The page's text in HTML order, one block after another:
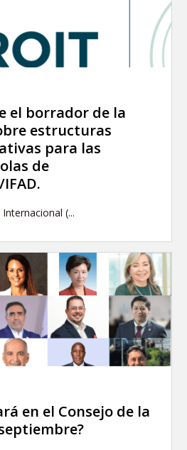
el borrador de la
estructuras
para las
de
(...
en el Consejo de la